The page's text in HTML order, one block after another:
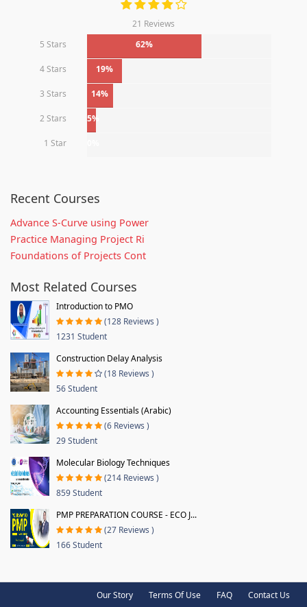
21 Reviews
5 Stars
62%
4 Stars 19%
3 Stars 14%
2 Stars 5%
1 Star
Recent Courses
Advance S-Curve using Power
Practice Managing Project Ri
Foundations of Projects Cont
Most Related Courses
Introduction to PMO
(128 Reviews )
1231 Student
Construction Delay Analysis
(18 Reviews )
56 Student
Accounting Essentials (Arabic)
(6 Reviews )
29 Student
Molecular Biology Techniques
(214 Reviews )
859 Student
PMP PREPARATION COURSE - ECO J...
(27 Reviews )
166 Student
Our Story Terms Of Use FAQ Contact Us